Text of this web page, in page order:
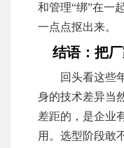
和管理“绑”在一
一点点抠出来。
结语：把
回头看这些
身的技术差异当
差距的，是企业
用。选型阶段敢